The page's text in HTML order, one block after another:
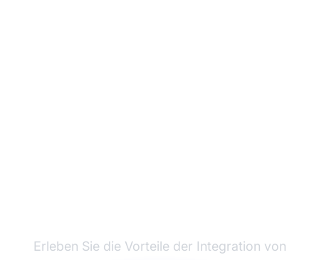
Erleben Sie die Vorteile der Integration von